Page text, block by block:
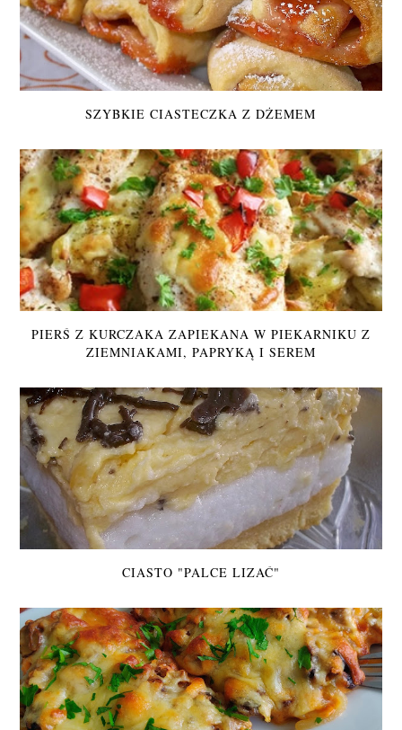
SZYBKIE CIASTECZKA Z DŻEMEM
PIERŚ Z KURCZAKA ZAPIEKANA W PIEKARNIKU Z
ZIEMNIAKAMI, PAPRYKĄ I SEREM
CIASTO "PALCE LIZAĆ"